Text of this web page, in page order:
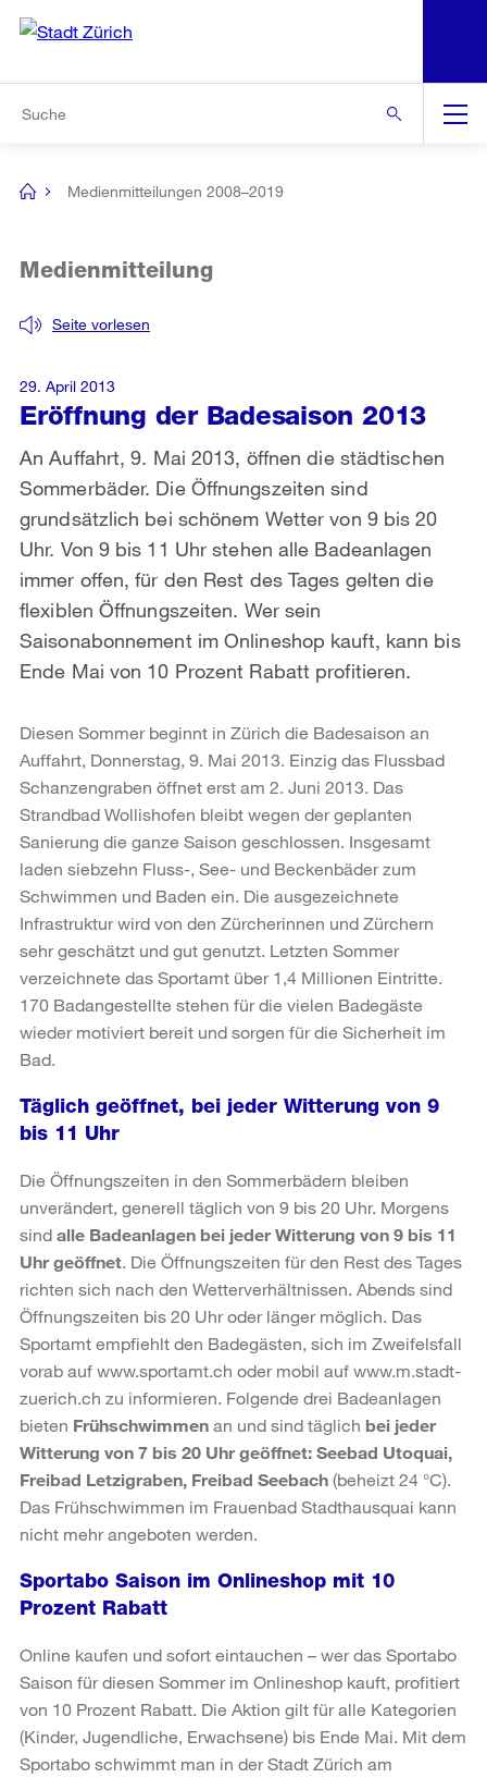
Navigation
[no
Medienmitteilungen 2008–2019
Eröffnung der Badesaison 2013
Seite vorlesen
Medienmitteilung
An Auffahrt, 9. Mai 2013, öffnen die städtischen
Sommerbäder. Die Öffnungszeiten sind
grundsätzlich bei schönem Wetter von 9 bis 20
Uhr. Von 9 bis 11 Uhr stehen alle Badeanlagen
immer offen, für den Rest des Tages gelten die
flexiblen Öffnungszeiten. Wer sein
Saisonabonnement im Onlineshop kauft, kann bis
Ende Mai von 10 Prozent Rabatt profitieren.
29. April 2013
Diesen Sommer beginnt in Zürich die Badesaison an
Auffahrt, Donnerstag, 9. Mai 2013. Einzig das Flussbad
Schanzengraben öffnet erst am 2. Juni 2013. Das
Strandbad Wollishofen bleibt wegen der geplanten
Sanierung die ganze Saison geschlossen. Insgesamt
laden siebzehn Fluss-, See- und Beckenbäder zum
Schwimmen und Baden ein. Die ausgezeichnete
Infrastruktur wird von den Zürcherinnen und Zürchern
sehr geschätzt und gut genutzt. Letzten Sommer
verzeichnete das Sportamt über 1,4 Millionen Eintritte.
170 Badangestellte stehen für die vielen Badegäste
wieder motiviert bereit und sorgen für die Sicherheit im
Bad.
Täglich geöffnet, bei jeder Witterung von 9
bis 11 Uhr
Die Öffnungszeiten in den Sommerbädern bleiben
unverändert, generell täglich von 9 bis 20 Uhr. Morgens
sind alle Badeanlagen bei jeder Witterung von 9 bis 11
Uhr geöffnet . Die Öffnungszeiten für den Rest des Tages
richten sich nach den Wetterverhältnissen. Abends sind
Öffnungszeiten bis 20 Uhr oder länger möglich. Das
Sportamt empfiehlt den Badegästen, sich im Zweifelsfall
vorab auf www.sportamt.ch oder mobil auf www.m.stadt-
zuerich.ch zu informieren. Folgende drei Badeanlagen
bieten Frühschwimmen an und sind täglich bei jeder
Witterung von 7 bis 20 Uhr geöffnet: Seebad Utoquai,
Freibad Letzigraben, Freibad Seebach (beheizt 24 °C).
Das Frühschwimmen im Frauenbad Stadthausquai kann
nicht mehr angeboten werden.
Sportabo Saison im Onlineshop mit 10
Prozent Rabatt
Online kaufen und sofort eintauchen – wer das Sportabo
Saison für diesen Sommer im Onlineshop kauft, profitiert
von 10 Prozent Rabatt. Die Aktion gilt für alle Kategorien
(Kinder, Jugendliche, Erwachsene) bis Ende Mai. Mit dem
Sportabo schwimmt man in der Stadt Zürich am